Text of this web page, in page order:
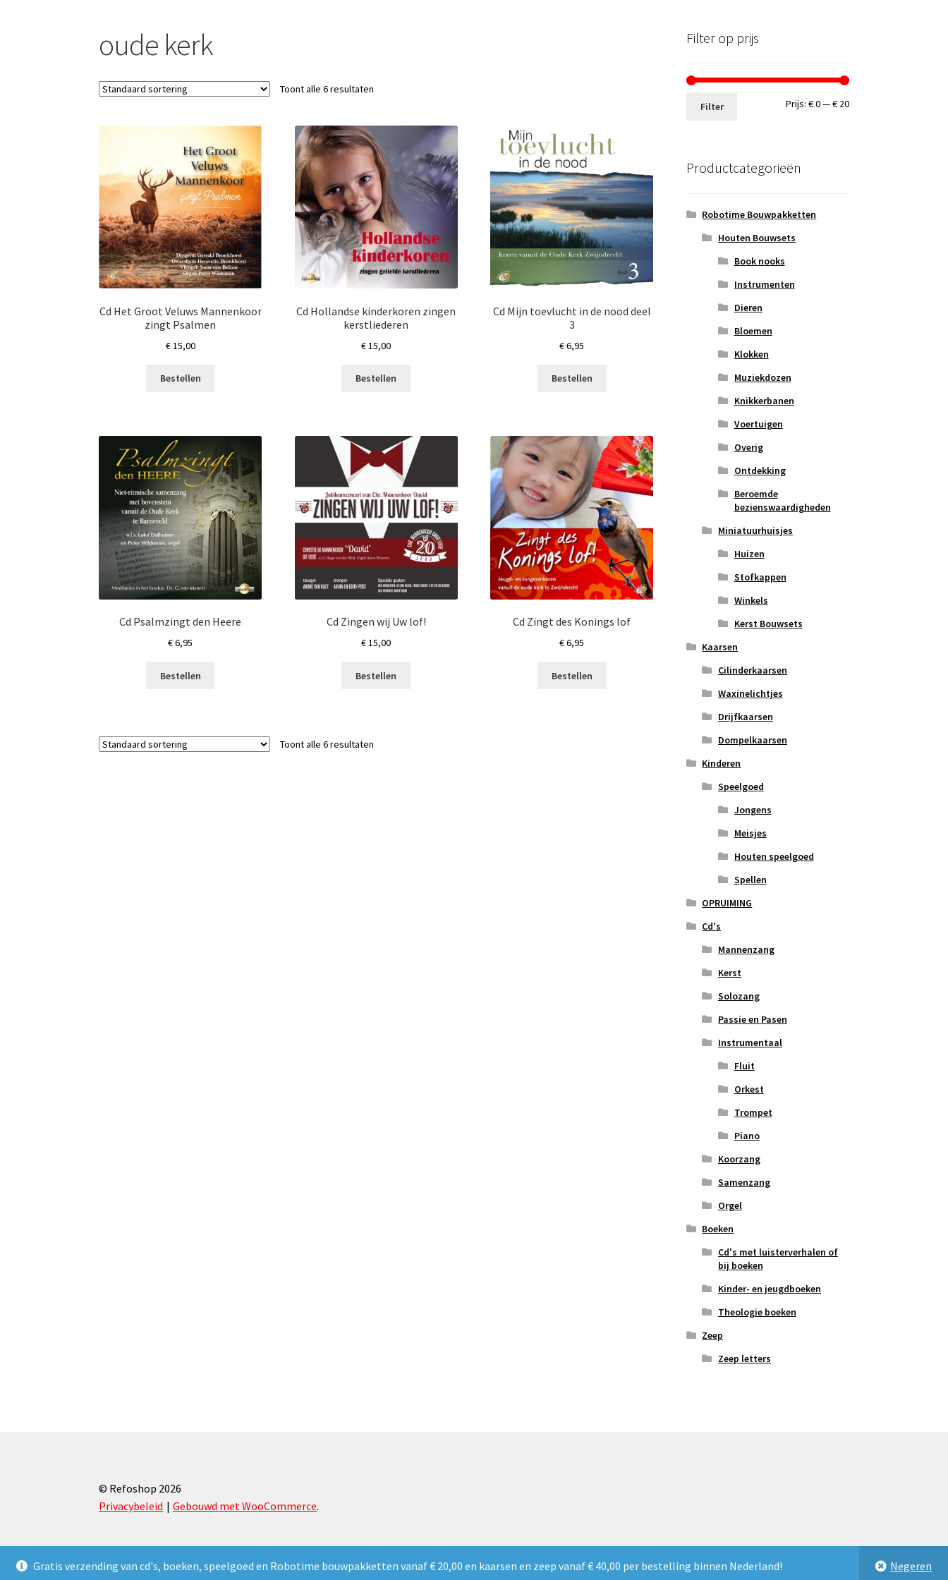
Gratis verzending van cd's, boeken, speelgoed en Robotime bouwpakketten vanaf € 20,00 en kaarsen en zeep vanaf € 40,00 per bestelling binnen Nederland! Negeren
oude kerk
Toont alle 6 resultaten
Cd Het Groot Veluws Mannenkoor
zingt Psalmen
€15,00
Bestellen
Cd Hollandse kinderkoren zingen
kerstliederen
€ 15,00
Bestellen
Cd Mijn toevlucht in de nood deel
3
€6,95
Bestellen
Cd Psalmzingt den Heere
€6,95
Bestellen
Cd Zingen wij Uw lof!
€15,00
Bestellen
Cd Zingt des Konings lof
€6,95
Bestellen
Toont alle 6 resultaten
Filter op prijs
Min.
Max.
Filter Prijs: € 0—€ 20
Productcategorieën
Robotime Bouwpakketten
Houten Bouwsets
Book nooks
Instrumenten
Dieren
Bloemen
Klokken
Muziekdozen
Knikkerbanen
Voertuigen
Overig
Ontdekking
Beroemde
bezienswaardigheden
Miniatuurhuisjes
Huizen
Stofkappen
Winkels
Kerst Bouwsets
Kaarsen
Cilinderkaarsen
Waxinelichtjes
Drijfkaarsen
Dompelkaarsen
Kinderen
Speelgoed
Jongens
Meisjes
Houten speelgoed
Spellen
OPRUIMING
Cd's
Mannenzang
Kerst
Solozang
Passie en Pasen
Instrumentaal
Fluit
Orkest
Trompet
Piano
Koorzang
Samenzang
Orgel
Boeken
Cd's met luisterverhalen of
bij boeken
Kinder- en jeugdboeken
Theologie boeken
Zeep
Zeep letters
© Refoshop 2026
Privacybeleid
Gebouwd met WooCommerce.